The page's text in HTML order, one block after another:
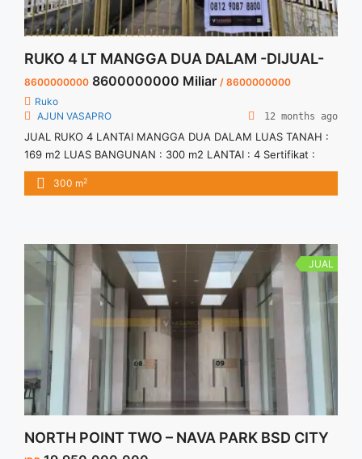
RUKO 4 LT MANGGA DUA DALAM -DIJUAL-
8600000000 8600000000 Miliar / 8600000000
Ruko
AJUN VASAPRO
12 months ago
JUAL RUKO 4 LANTAI MANGGA DUA DALAM LUAS TANAH :
169 m2 LUAS BANGUNAN : 300 m2 LANTAI : 4 Sertifikat :
SHM SPACE PARKIR COCOK UNTUK GUDANG, ONLINE,
EXPEDISI, KANTOR, IMPORTIR DLL LOKASI STRATEGIS. INFO
300 m2
JUAL
NORTH POINT TWO – NAVA PARK BSD CITY